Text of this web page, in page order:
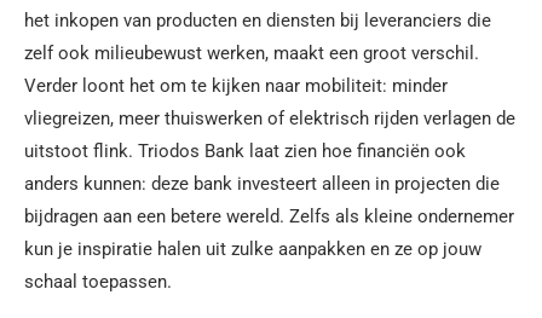
het inkopen van producten en diensten bij leveranciers die
zelf ook milieubewust werken, maakt een groot verschil.
Verder loont het om te kijken naar mobiliteit: minder
vliegreizen, meer thuiswerken of elektrisch rijden verlagen de
uitstoot flink. Triodos Bank laat zien hoe financiën ook
anders kunnen: deze bank investeert alleen in projecten die
bijdragen aan een betere wereld. Zelfs als kleine ondernemer
kun je inspiratie halen uit zulke aanpakken en ze op jouw
schaal toepassen.